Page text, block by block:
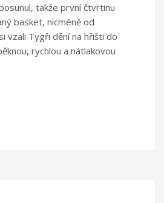
takže první čtvrtinu
basket, nicméně od
vzali Tygři dění na hřišti do
rychlou a nátlakovou